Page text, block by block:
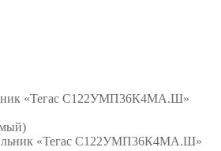
«Тегас С122УМП36К4МА.Ш»